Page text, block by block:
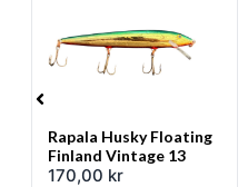
Rapala Husky Floating
Finland Vintage 13
170,00 kr